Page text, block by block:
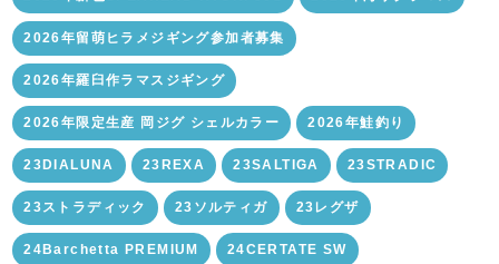
2026年留萌ヒラメジギング参加者募集
2026年羅臼作ラマスジギング
2026年限定生産 岡ジグ シェルカラー 2026年鮭釣り
23DIALUNA 23REXA 23SALTIGA 23STRADIC
23ストラディック 23ソルティガ 23レグザ
24Barchetta PREMIUM 24CERTATE SW